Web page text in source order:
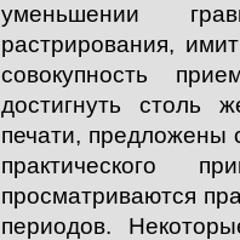
уменьшении
растрирования,
совокупность
достигнуть столь
печати, предложены
практического
просматриваются
периодов.